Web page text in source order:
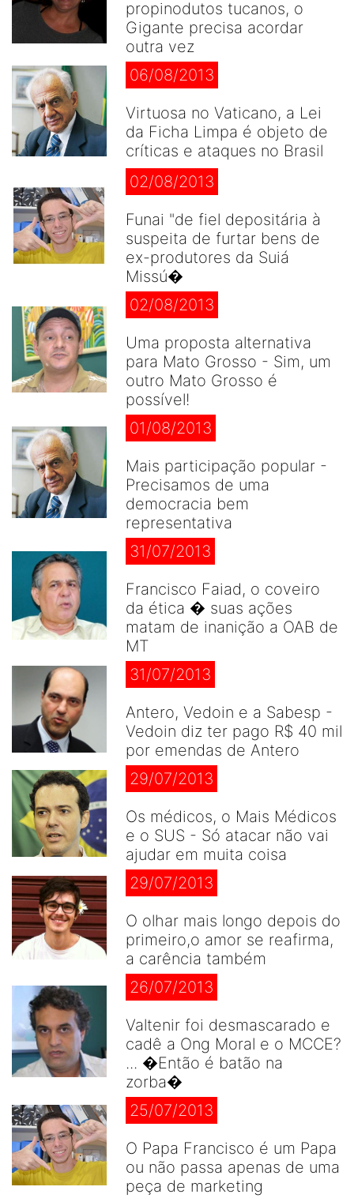
propinodutos tucanos, o
Gigante precisa acordar
outra vez
06/08/2013
Virtuosa no Vaticano, a Lei
da Ficha Limpa é objeto de
críticas e ataques no Brasil
02/08/2013
Funai "de fiel depositária à
suspeita de furtar bens de
ex-produtores da Suiá
Missú�
02/08/2013
Uma proposta alternativa
para Mato Grosso - Sim, um
outro Mato Grosso é
possível!
01/08/2013
Mais participação popular -
Precisamos de uma
democracia bem
representativa
31/07/2013
Francisco Faiad, o coveiro
da ética � suas ações
matam de inanição a OAB de
MT
31/07/2013
Antero, Vedoin e a Sabesp -
Vedoin diz ter pago R$ 40 mil
por emendas de Antero
29/07/2013
Os médicos, o Mais Médicos
e o SUS - Só atacar não vai
ajudar em muita coisa
29/07/2013
O olhar mais longo depois do
primeiro,o amor se reafirma,
a carência também
26/07/2013
Valtenir foi desmascarado e
cadê a Ong Moral e o MCCE?
... �Então é batão na
zorba�
25/07/2013
O Papa Francisco é um Papa
ou não passa apenas de uma
peça de marketing